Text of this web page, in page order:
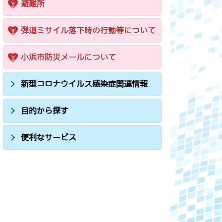
避難所
弾道ミサイル落下時の行動等について
小浜市防災メールについて
新型コロナウイルス感染症関連情報
目的から探す
便利なサービス